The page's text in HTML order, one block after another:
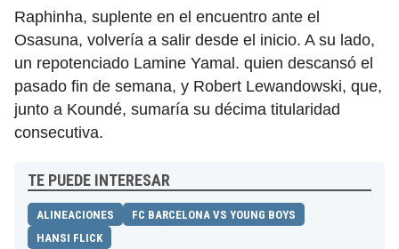
Raphinha, suplente en el encuentro ante el
Osasuna, volvería a salir desde el inicio. A su lado,
un repotenciado Lamine Yamal. quien descansó el
pasado fin de semana, y Robert Lewandowski, que,
junto a Koundé, sumaría su décima titularidad
consecutiva.
TE PUEDE INTERESAR
ALINEACIONES
FC BARCELONA VS YOUNG BOYS
HANSI FLICK